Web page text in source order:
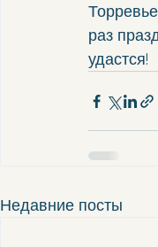
раз
удастся!
Недавние посты